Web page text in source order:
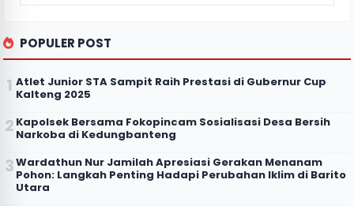
POPULER POST
Atlet Junior STA Sampit Raih Prestasi di Gubernur Cup
Kalteng 2025
Kapolsek Bersama Fokopincam Sosialisasi Desa Bersih
Narkoba di Kedungbanteng
Wardathun Nur Jamilah Apresiasi Gerakan Menanam
Pohon: Langkah Penting Hadapi Perubahan Iklim di Barito
Utara